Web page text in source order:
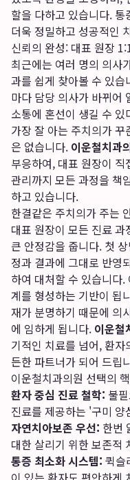
할을 다하고 있습니다.
더욱 정밀하고 성공적인
신뢰의 완성: 대표 원장
최근에는 여러 명의 의사
과를 쉽게 찾아볼 수 있
마다 담당 의사가 바뀌어
소통에 혼선이 생길 수
가장 잘 아는 주치의가
은 없습니다. 이운철치과
부응하여, 대표 원장이
관리까지 모든 과정을 책
하고 있습니다.
한결같은 주치의가 주는
대표 원장이 모든 진료
큰 안정감을 줍니다. 첫
정과 결과에 그대로 반영
하여 대처할 수 있습니다
계를 형성하는 기반이 됩
재가 분명하기 때문에 의
에 임하게 됩니다. 이운철
기적인 치료를 넘어, 환
든한 파트너가 되어 드립
이운철치과의원 선택의
환자 중심 진료 철학: 불
진료를 제공하는 '구미 양
자연치아보존 우선: 한번
대한 살리기 위한 보존적
통증 최소화 시스템: 퀵슬